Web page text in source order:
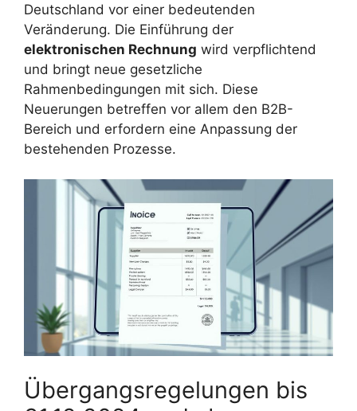
Deutschland vor einer bedeutenden
Veränderung. Die Einführung der
elektronischen Rechnung wird verpflichtend
und bringt neue gesetzliche
Rahmenbedingungen mit sich. Diese
Neuerungen betreffen vor allem den B2B-
Bereich und erfordern eine Anpassung der
bestehenden Prozesse.
Übergangsregelungen bis